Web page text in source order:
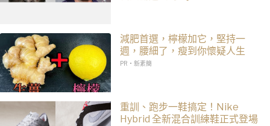
減肥首選，檸檬加它，堅持一
週，腰細了，瘦到你懷疑人生
PR・新素簡
重訓、跑步一鞋搞定！Nike
Hybrid 全新混合訓練鞋正式登場